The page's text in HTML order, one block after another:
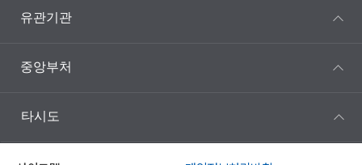
유관기관
중앙부처
타시도